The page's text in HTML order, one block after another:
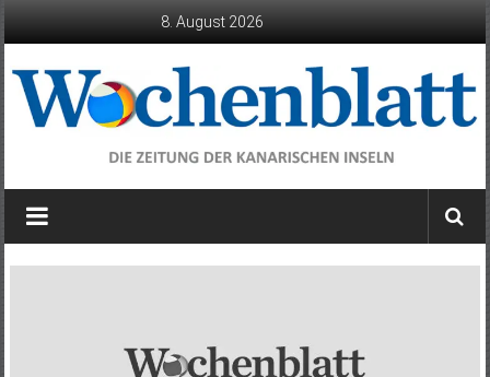
8. August 2026
Wochenblatt
die